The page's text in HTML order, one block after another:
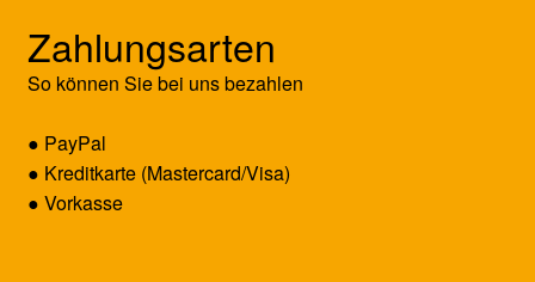
Zahlungsarten
So können Sie bei uns bezahlen
● PayPal
● Kreditkarte (Mastercard/Visa)
● Vorkasse